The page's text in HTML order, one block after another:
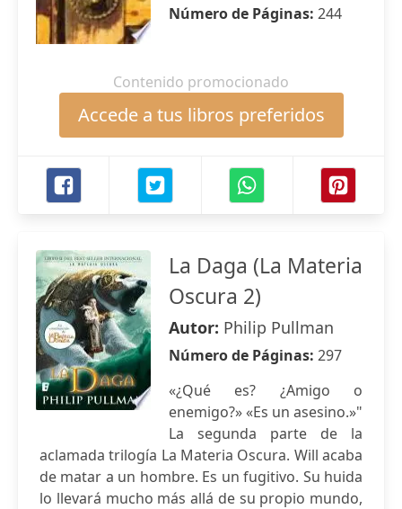
Número de Páginas: 244
Contenido promocionado
Accede a tus libros preferidos
La Daga (La Materia
Oscura 2)
Autor: Philip Pullman
Número de Páginas: 297
«¿Qué es? ¿Amigo o
enemigo?» «Es un asesino.»"
La segunda parte de la
aclamada trilogía La Materia Oscura. Will acaba
de matar a un hombre. Es un fugitivo. Su huida
lo llevará mucho más allá de su propio mundo,